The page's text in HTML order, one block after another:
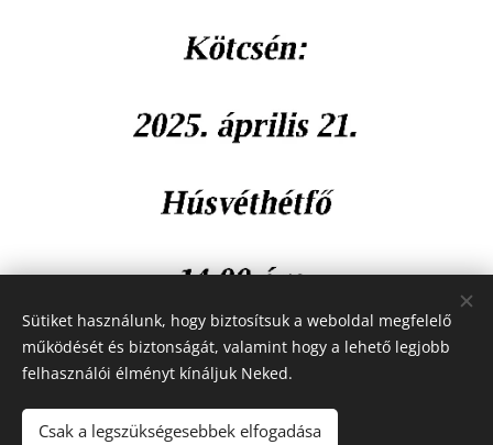
Sütiket használunk, hogy biztosítsuk a weboldal megfelelő
működését és biztonságát, valamint hogy a lehető legjobb
felhasználói élményt kínáljuk Neked.
Csak a legszükségesebbek elfogadása